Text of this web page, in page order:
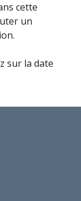
cette
un
sur la date